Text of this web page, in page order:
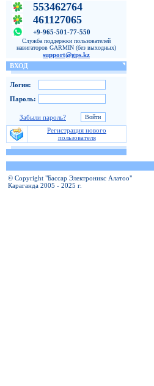
553462764
461127065
+9-965-501-77-550
Служба поддержки пользователей
навигаторов GARMIN (без выходных)
support@gps.kz
ВХОД
Логин:
Пароль:
Забыли пароль?
Регистрация нового
пользователя
© Copyright "Бассар Электроникс Алатоо"
Караганда 2005 - 2025 г.